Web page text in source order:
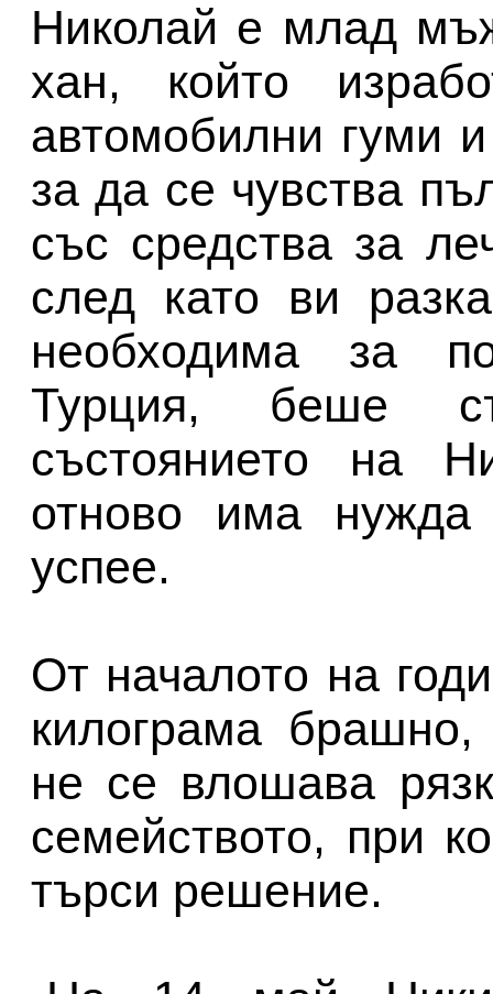
Николай е млад
хан, който
автомобилни гуми
за да се чувства
със средства за
след като ви
необходима за
Турция, беше
състоянието на
отново има
успее.
От началото на
килограма
не се влошава
семейството, при
търси решение.